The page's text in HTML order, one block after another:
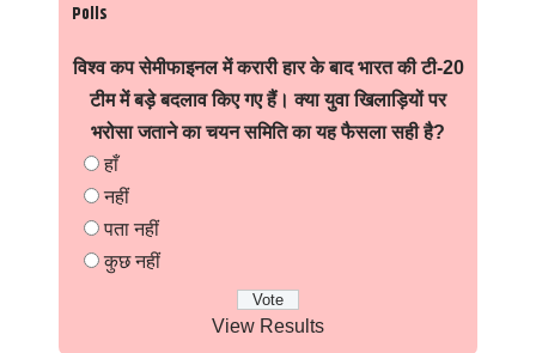
Polls
विश्व कप सेमीफाइनल में करारी हार के बाद भारत की टी-20
टीम में बड़े बदलाव किए गए हैं। क्या युवा खिलाड़ियों पर
भरोसा जताने का चयन समिति का यह फैसला सही है?
हाँ
नहीं
पता नहीं
कुछ नहीं
View Results